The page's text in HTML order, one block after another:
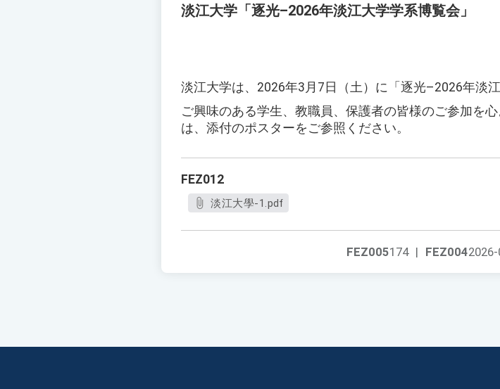
淡江大学「逐光–2026年淡江大学学系博覧会」
淡江大学は、2026年3月7日（土）に「逐光–2026年淡
ご興味のある学生、教職員、保護者の皆様のご参加を
は、添付のポスターをご参照ください。
FEZ012
淡江大學-1.pdf
FEZ0042026-
FEZ005174 |